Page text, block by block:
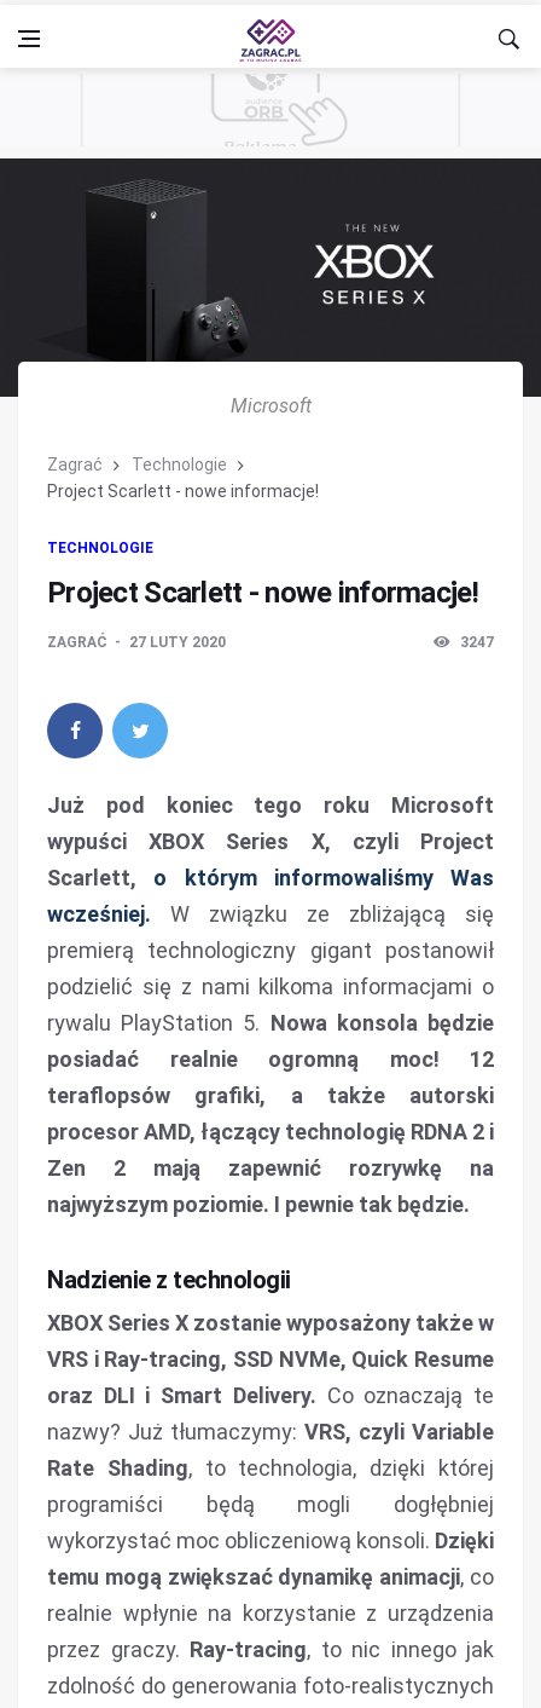
Microsoft
Zagrać
Technologie
Project Scarlett - nowe informacje!
TECHNOLOGIE
Project Scarlett - nowe informacje!
ZAGRAĆ 27 LUTY 2020 3247
Już pod koniec tego roku Microsoft
wypuści XBOX Series X, czyli Project
Scarlett, o którym informowaliśmy Was
wcześniej. W związku ze zbliżającą się
premierą technologiczny gigant postanowił
podzielić się z nami kilkoma informacjami o
rywalu PlayStation 5. Nowa konsola będzie
posiadać realnie ogromną moc! 12
teraflopsów grafiki, a także autorski
procesor AMD, łączący technologię RDNA 2 i
Zen 2 mają zapewnić rozrywkę na
najwyższym poziomie. I pewnie tak będzie.
Nadzienie z technologii
XBOX Series X zostanie wyposażony także w
VRS i Ray-tracing, SSD NVMe, Quick Resume
oraz DLI i Smart Delivery. Co oznaczają te
nazwy? Już tłumaczymy: VRS, czyli Variable
Rate Shading, to technologia, dzięki której
programiści będą mogli dogłębniej
wykorzystać moc obliczeniową konsoli. Dzięki
temu mogą zwiększać dynamikę animacji, co
realnie wpłynie na korzystanie z urządzenia
przez graczy. Ray-tracing, to nic innego jak
zdolność do generowania foto-realistycznych